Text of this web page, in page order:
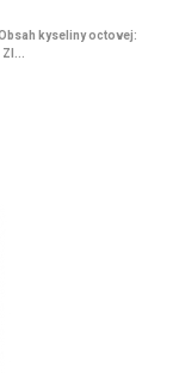
kyseliny octovej: